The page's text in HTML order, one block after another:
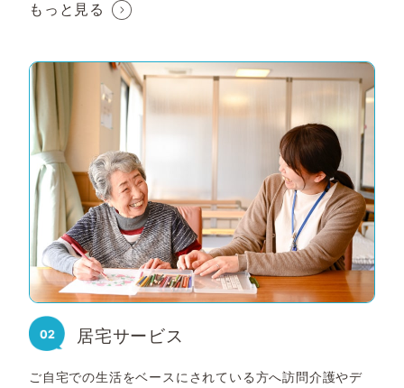
もっと見る
居宅サービス
ご自宅での生活をベースにされている方へ訪問介護やデ